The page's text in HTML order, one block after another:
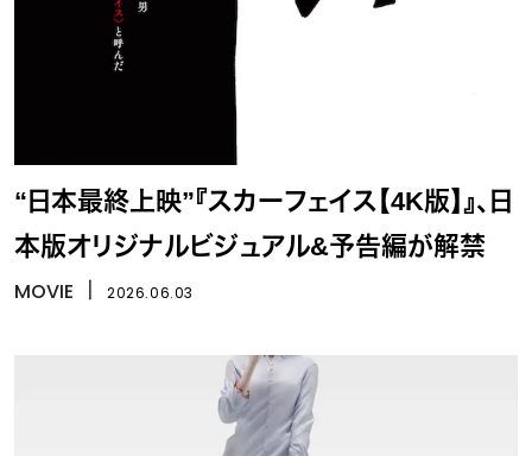
“日本最終上映”『スカーフェイス【4K版】』、日
本版オリジナルビジュアル&予告編が解禁
MOVIE 2026.06.03